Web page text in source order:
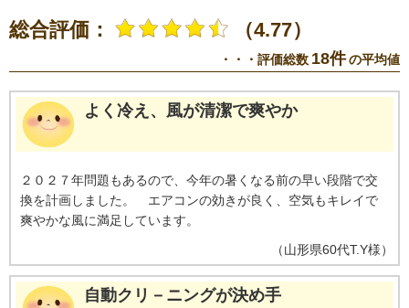
総合評価： （4.77）
・・・評価総数 18件の平均値
よく冷え、風が清潔で爽やか
２０２７年問題もあるので、今年の暑くなる前の早い段階で交
換を計画しました。 エアコンの効きが良く、空気もキレイで
爽やかな風に満足しています。
（山形県60代T.Y様）
自動クリ－ニングが決め手